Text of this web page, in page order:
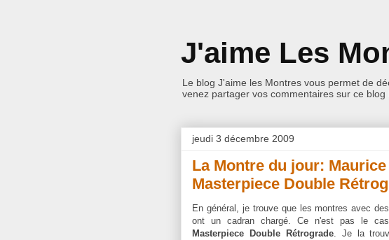
J'aime Les
Le blog J'aime les Montres vous permet de
venez partager vos commentaires sur ce blog
jeudi 3 décembre 2009
La Montre du jour:
Masterpiece Double
En général, je trouve que les montres avec
ont un cadran chargé. Ce n'est pas le
Masterpiece Double Rétrograde. Je la